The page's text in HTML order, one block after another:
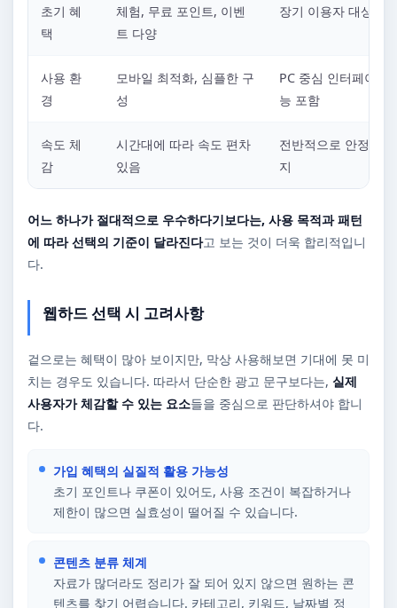
초기 혜
택
체험, 무료 포인트, 이벤
트 다양
장기 이용자 대상 혜
사용 환
경
모바일 최적화, 심플한 구
성
PC 중심 인터페이스,
능 포함
속도 체
감
시간대에 따라 속도 편차
있음
전반적으로 안정적
지
어느 하나가 절대적으로 우수하다기보다는, 사용 목적과 패턴
에 따라 선택의 기준이 달라진다고 보는 것이 더욱 합리적입니
다.
웹하드 선택 시 고려사항
겉으로는 혜택이 많아 보이지만, 막상 사용해보면 기대에 못 미
치는 경우도 있습니다. 따라서 단순한 광고 문구보다는, 실제
사용자가 체감할 수 있는 요소들을 중심으로 판단하셔야 합니
다.
가입 혜택의 실질적 활용 가능성
초기 포인트나 쿠폰이 있어도, 사용 조건이 복잡하거나
제한이 많으면 실효성이 떨어질 수 있습니다.
콘텐츠 분류 체계
자료가 많더라도 정리가 잘 되어 있지 않으면 원하는 콘
텐츠를 찾기 어렵습니다. 카테고리, 키워드, 날짜별 정